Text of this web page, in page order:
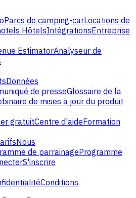
Parcs de camping-carLocations de
HôtelsIntégrationsEntreprise
EstimatorAnalyseur de
Données
de presseGlossaire de la
de mises à jour du produit
gratuitCentre d'aideFormation
Nous
de parrainageProgramme
S'inscrire
Conditions